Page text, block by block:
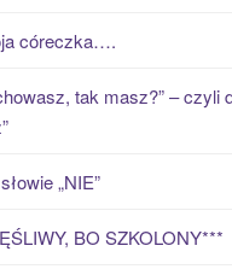
córeczka….
tak masz?” – czyli
„NIE”
BO SZKOLONY***